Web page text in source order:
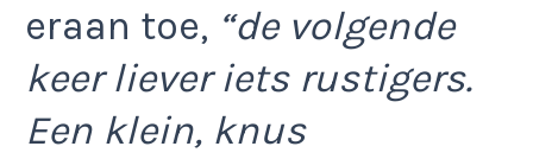
eraan toe, “de volgende
keer liever iets rustigers.
Een klein, knus